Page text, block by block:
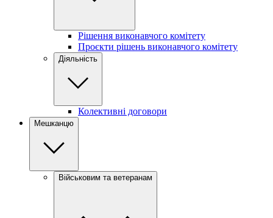
Рішення виконавчого комітету
Проєкти рішень виконавчого комітету
Діяльність
Колективні договори
Мешканцю
Військовим та ветеранам